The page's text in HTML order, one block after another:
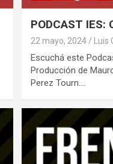
PODCAST
22 mayo, 2024 Luis
Escuchá este
Producción de
Perez Tourn.…